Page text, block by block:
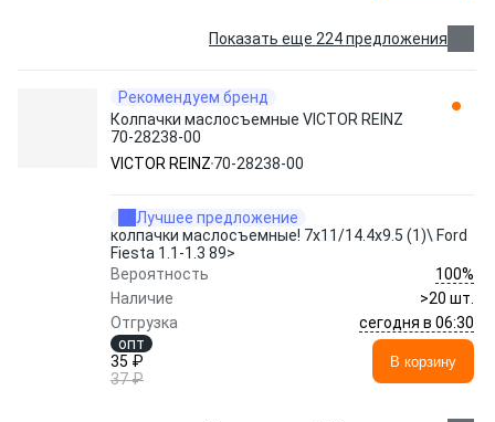
Показать еще 224 предложения
Рекомендуем бренд
Колпачки маслосъемные VICTOR REINZ
70-28238-00
VICTOR REINZ 70-28238-00
Лучшее предложение
колпачки маслосъемные! 7x11/14.4x9.5 (1)\ Ford
Fiesta 1.1-1.3 89>
Вероятность
100%
Наличие
>20 шт.
Отгрузка
сегодня в 06:30
опт
35 ₽
37 ₽
В корзину